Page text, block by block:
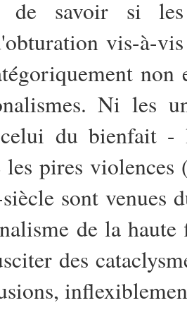
de savoir si les
vis-à-
Ni les
du bienfait
les pires
sont venues
de la
des